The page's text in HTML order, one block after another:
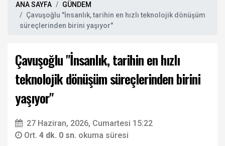
ANA SAYFA
GÜNDEM
Çavuşoğlu "İnsanlık, tarihin en hızlı teknolojik dönüşüm
süreçlerinden birini yaşıyor"
Çavuşoğlu "İnsanlık, tarihin en hızlı
teknolojik dönüşüm süreçlerinden birini
yaşıyor"
27 Haziran, 2026, Cumartesi 15:22
Ort. 4 dk. 0 sn. okuma süresi